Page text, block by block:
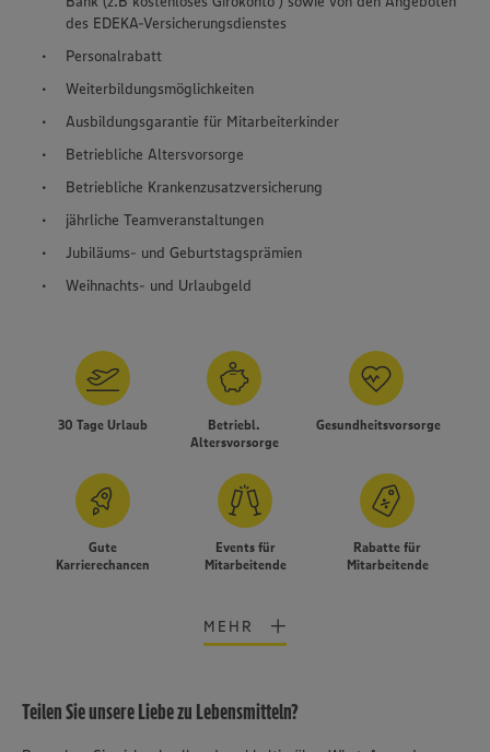
des EDEKA-Versicherungsdienstes
Personalrabatt
Weiterbildungsmöglichkeiten
Ausbildungsgarantie für Mitarbeiterkinder
Betriebliche Altersvorsorge
Betriebliche Krankenzusatzversicherung
jährliche Teamveranstaltungen
Jubiläums- und Geburtstagsprämien
Weihnachts- und Urlaubgeld
30 Tage Urlaub
Betriebl.
Altersvorsorge
Gesundheitsvorsorge
Gute
Karrierechancen
Events für
Mitarbeitende
Rabatte für
Mitarbeitende
MEHR
Teilen Sie unsere Liebe zu Lebensmitteln?